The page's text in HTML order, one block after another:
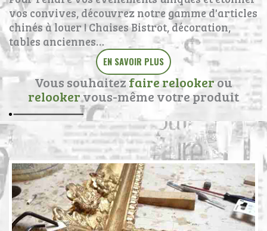
vos convives, découvrez notre gamme d'articles
chinés à louer ! Chaises Bistrot, décoration,
tables anciennes…
EN SAVOIR PLUS
Vous souhaitez faire relookerou
relookervous-même votre produit